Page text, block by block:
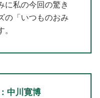
に私の今回の驚き
の「いつものおみ
中川寛博